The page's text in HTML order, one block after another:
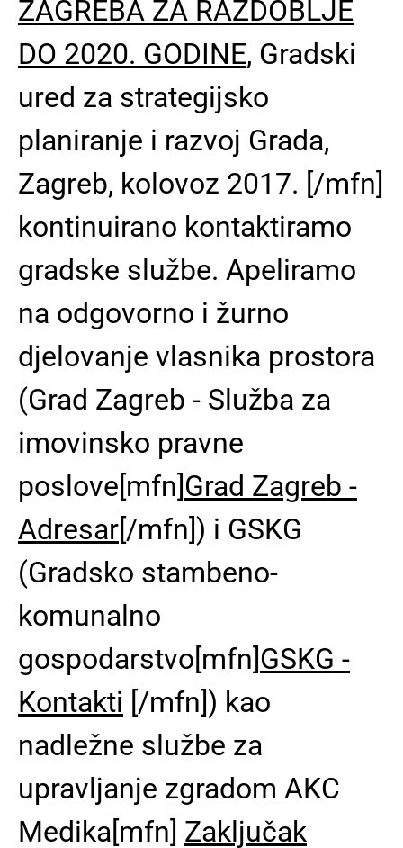
ZAGREBA ZA RAZDOBLJE
DO 2020. GODINE, Gradski
ured za strategijsko
planiranje i razvoj Grada,
Zagreb, kolovoz 2017. [/mfn]
kontinuirano kontaktiramo
gradske službe. Apeliramo
na odgovorno i žurno
djelovanje vlasnika prostora
(Grad Zagreb - Služba za
imovinsko pravne
poslove[mfn]Grad Zagreb -
Adresar[/mfn]) i GSKG
(Gradsko stambeno-
komunalno
gospodarstvo[mfn]GSKG -
Kontakti [/mfn]) kao
nadležne službe za
upravljanje zgradom AKC
Medika[mfn] Zaključak